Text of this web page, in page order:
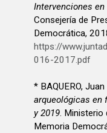
Intervenciones
Consejería de
Democrática,
https://
016-2017.pdf
* BAQUERO, Juan
arqueológicas en
y 2019. Ministerio de la Presidencia. Relaciones con las Cortes y
Memoria